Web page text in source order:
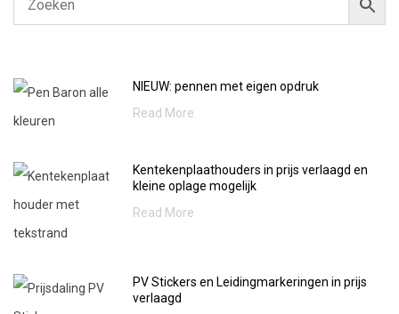
NIEUW: pennen met eigen opdruk
Read More
Kentekenplaathouders in prijs verlaagd en
kleine oplage mogelijk
Read More
PV Stickers en Leidingmarkeringen in prijs
verlaagd